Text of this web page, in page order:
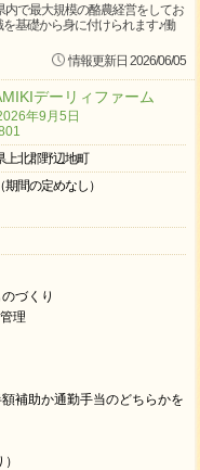
で最大規模の酪農経営をしてお
基礎から身に付けられます♪働
情報更新日 2026/06/05
デーリィファーム
年9月5日
上北郡野辺地町
期間の定めなし）
づくり
理
補助か通勤手当のどちらかを